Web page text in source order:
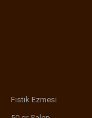
Fıstık Ezmesi